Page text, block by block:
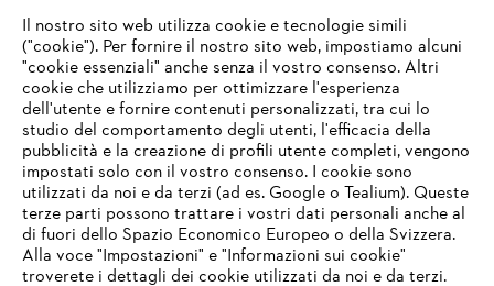
Domande frequenti
Assistenza
IHR BROWSER WIRD NICHT
UNTERSTÜTZT
Il nostro sito web utilizza cookie e tecnologie simili
("cookie"). Per fornire il nostro sito web, impostiamo alcuni
"cookie essenziali" anche senza il vostro consenso. Altri
cookie che utilizziamo per ottimizzare l'esperienza
dell'utente e fornire contenuti personalizzati, tra cui lo
studio del comportamento degli utenti, l'efficacia della
pubblicità e la creazione di profili utente completi, vengono
impostati solo con il vostro consenso. I cookie sono
utilizzati da noi e da terzi (ad es. Google o Tealium). Queste
terze parti possono trattare i vostri dati personali anche al
di fuori dello Spazio Economico Europeo o della Svizzera.
Alla voce "Impostazioni" e "Informazioni sui cookie"
troverete i dettagli dei cookie utilizzati da noi e da terzi.